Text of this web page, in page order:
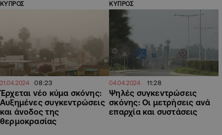
ΚΥΠΡΟΣ
21.04.2024 08:23
Έρχεται νέο κύμα σκόνης:
Αυξημένες συγκεντρώσεις
και άνοδος της
θερμοκρασίας
ΚΥΠΡΟΣ
04.04.2024 11:28
Ψηλές συγκεντρώσεις
σκόνης: Οι μετρήσεις ανά
επαρχία και συστάσεις